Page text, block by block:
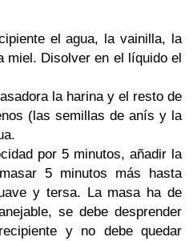
el agua, la vainilla, la
miel. Disolver en el líquido el
la harina y el resto de
(las semillas de anís y la
por 5 minutos, añadir la
5 minutos más hasta
y tersa. La masa ha de
se debe desprender
y no debe quedar